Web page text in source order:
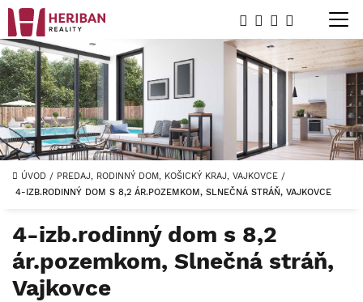
ÚVOD / PREDAJ, RODINNÝ DOM, KOŠICKÝ KRAJ, VAJKOVCE /
4-IZB.RODINNÝ DOM S 8,2 ÁR.POZEMKOM, SLNEČNÁ STRÁŇ, VAJKOVCE
4-izb.rodinný dom s 8,2
ár.pozemkom, Slnečná stráň,
Vajkovce